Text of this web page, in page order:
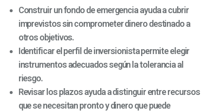
Construir un fondo de emergencia ayuda a cubrir
imprevistos sin comprometer dinero destinado a
otros objetivos.
Identificar el perfil de inversionista permite elegir
instrumentos adecuados según la tolerancia al
riesgo.
Revisar los plazos ayuda a distinguir entre recursos
que se necesitan pronto y dinero que puede